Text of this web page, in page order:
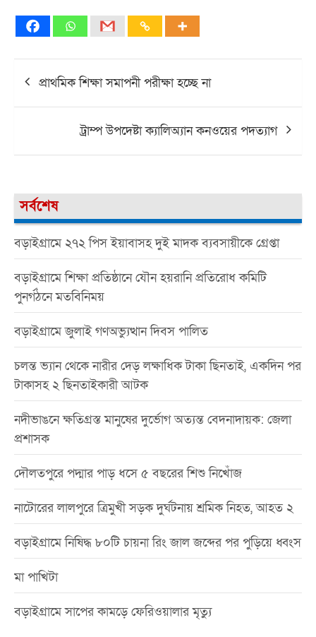
navigation
প্রাথমিক শিক্ষা সমাপনী পরীক্ষা হচ্ছে না
ট্রাম্প উপদেষ্টা ক্যালিঅ্যান কনওয়ের পদত্যাগ
সর্বশেষ
বড়াইগ্রামে ২৭২ পিস ইয়াবাসহ দুই মাদক ব্যবসায়ীকে গ্রেপ্তা
বড়াইগ্রামে শিক্ষা প্রতিষ্ঠানে যৌন হয়রানি প্রতিরোধ কমিটি
পুনর্গঠনে মতবিনিময়
বড়াইগ্রামে জুলাই গণঅভ্যুত্থান দিবস পালিত
চলন্ত ভ্যান থেকে নারীর দেড় লক্ষাধিক টাকা ছিনতাই, একদিন পর
টাকাসহ ২ ছিনতাইকারী আটক
নদীভাঙনে ক্ষতিগ্রস্ত মানুষের দুর্ভোগ অত্যন্ত বেদনাদায়ক: জেলা
প্রশাসক
দৌলতপুরে পদ্মার পাড় ধসে ৫ বছরের শিশু নিখোঁজ
নাটোরের লালপুরে ত্রিমুখী সড়ক দুর্ঘটনায় শ্রমিক নিহত, আহত ২
বড়াইগ্রামে নিষিদ্ধ ৮০টি চায়না রিং জাল জব্দের পর পুড়িয়ে ধ্বংস
মা পাখিটা
বড়াইগ্রামে সাপের কামড়ে ফেরিওয়ালার মৃত্যু